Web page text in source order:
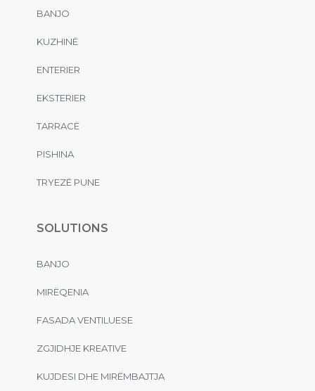
BANJO
KUZHINË
ENTERIER
EKSTERIER
TARRACË
PISHINA
TRYEZË PUNE
SOLUTIONS
BANJO
MIRËQENIA
FASADA VENTILUESE
ZGJIDHJE KREATIVE
KUJDESI DHE MIRËMBAJTJA